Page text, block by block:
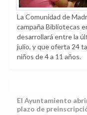
La Comunidad de
campaña Bibliotecas
desarrollará entre la
julio, y que oferta 24
niños de 4 a 11 años.
El Ayuntamiento
plazo de